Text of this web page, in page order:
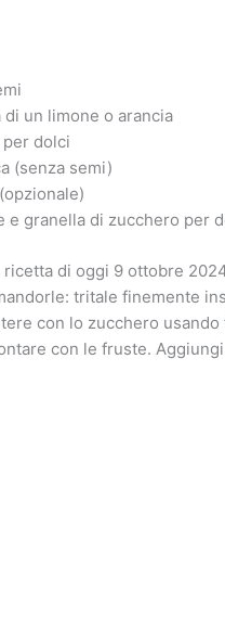
un limone o arancia
dolci
(senza semi)
e granella di zucchero per
di oggi 9 ottobre
tritale finemente
con lo zucchero
con le fruste.